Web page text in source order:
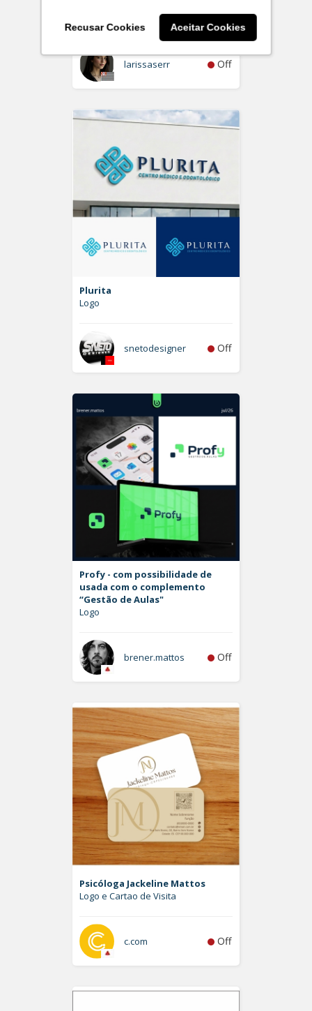
Recusar Cookies Aceitar Cookies
larissaserr Off
Plurita
Logo
snetodesigner Off
Profy - com possibilidade de
usada com o complemento
“Gestão de Aulas"
Logo
brener.mattos Off
Psicóloga Jackeline Mattos
Logo e Cartao de Visita
c.com Off